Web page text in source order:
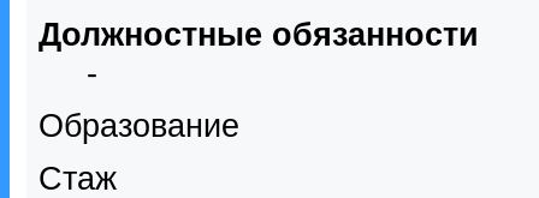
Должностные обязанности
-
Образование
Стаж